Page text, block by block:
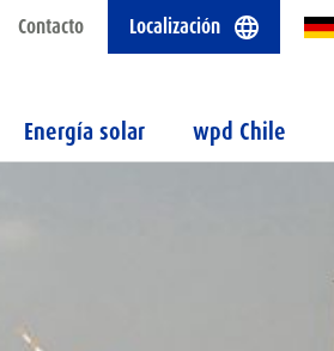
Contacto Localización
Energía solar wpd Chile